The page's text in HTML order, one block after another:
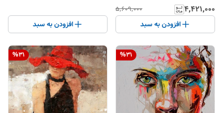
۴٬۴۲۱٬۰۰۰ ۵٬۶۰۹٬۰۰۰
افزودن به سبد افزودن به سبد
%31
%31